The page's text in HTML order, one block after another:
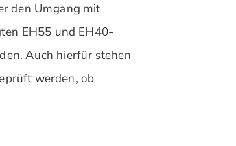
den Umgang mit
EH55 und EH40-
Auch hierfür stehen
werden, ob